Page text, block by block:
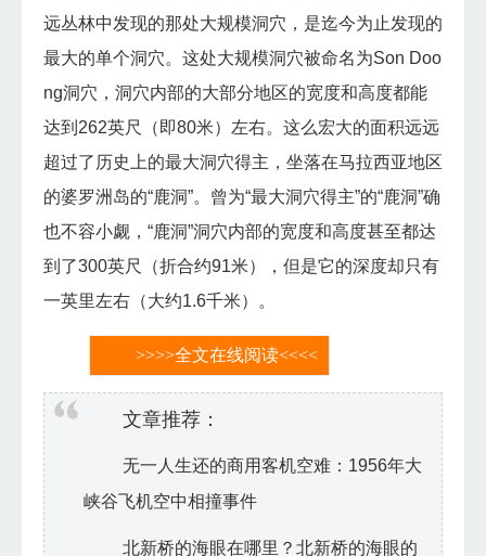
远丛林中发现的那处大规模洞穴，是迄今为止发现的
最大的单个洞穴。这处大规模洞穴被命名为Son Doo
ng洞穴，洞穴内部的大部分地区的宽度和高度都能
达到262英尺（即80米）左右。这么宏大的面积远远
超过了历史上的最大洞穴得主，坐落在马拉西亚地区
的婆罗洲岛的“鹿洞”。曾为“最大洞穴得主”的“鹿洞”确
也不容小觑，“鹿洞”洞穴内部的宽度和高度甚至都达
到了300英尺（折合约91米），但是它的深度却只有
一英里左右（大约1.6千米）。
>>>>全文在线阅读<<<<
文章推荐：
无一人生还的商用客机空难：1956年大
峡谷飞机空中相撞事件
北新桥的海眼在哪里？北新桥的海眼的